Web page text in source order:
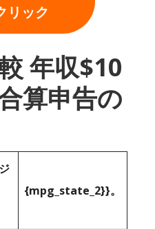
リック
年収$10
算申告の
{mpg_state_2}}。